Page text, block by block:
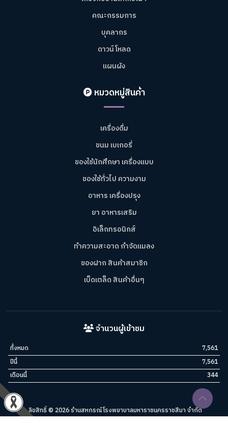
คณะกรรมการ
บุคลากร
ดาวน์โหลด
แผนผัง
หมวดหมู่สินค้า
เครื่องดื่ม
ขนม เบเกอรี่
ของใช้นักศึกษา เครื่องแบบ
ของใช้ทั่วไป ความงาม
อาหาร เครื่องปรุง
ยา อาหารเสริม
อิเล็กทรอนิกส์
ทำความสะอาด กำจัดแมลง
ของฝาก สินค้าสมาชิก
เบ็ดเตล็ด สินค้าอื่นๆ
จำนวนผู้เข้าชม
ทั้งหมด
7,561
ปีนี้
7,561
เดือนนี้
344
ลิขสิทธิ์ © 2026 ร้านสหกรณ์โรงพยาบาลมหาราชนครราชสีมา จำกัด